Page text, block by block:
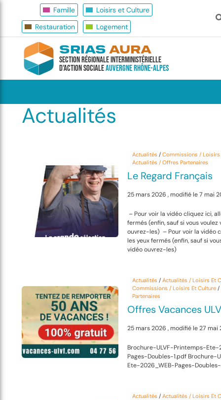
Famille
Loisirs et Culture
Restauration
Logement
SRIAS AURA
Section Régionale Interministérielle
d'Action SocialeAuvergne Rhône-Alpes
Actualités
Actualités / Commissions / Loisirs
Actualités / Offres Partenaires
Le Regard Français
25 mars 2026 , modifié le 7 mai
– Pour voir la vidéo cliquez ici,
fermés (enfin, sauf si vous voulez
ouvrez-les) – Pour voir la vidéo
les yeux fermés (enfin, sauf si
vidéo ouvrez-les)
Actualités / Actualités / Loisirs Et
Commissions / Loisirs Et Culture/
Partenaires
Offres Vacances
25 mars 2026 , modifié le 27 mai
Brochure-ULVF-Printemps-Ete-
Pages-Doubles-1.pdf Brochure-
Ete-2026_WEB-Pages-Doubles-
Actualités / Actualités / Loisirs Et